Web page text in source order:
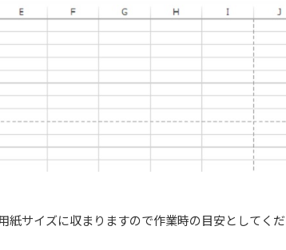
紙サイズに収まりますので作業時の目安としてくだ